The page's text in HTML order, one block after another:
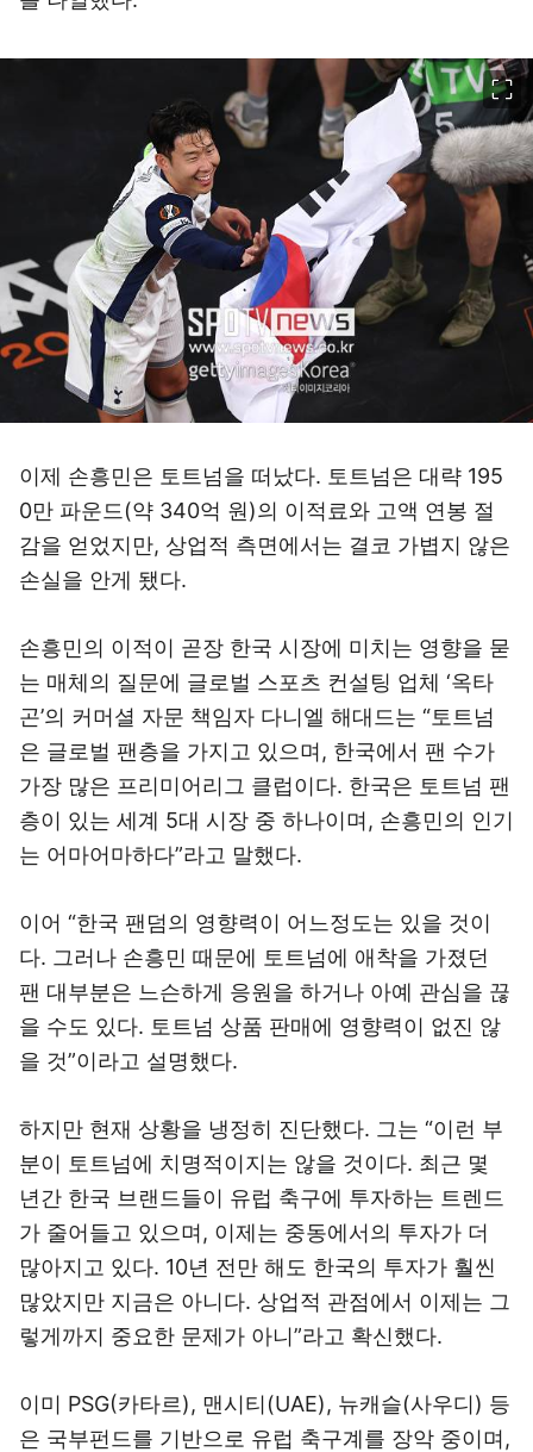
이제 손흥민은 토트넘을 떠났다. 토트넘은 대략 195
0만 파운드(약 340억 원)의 이적료와 고액 연봉 절
감을 얻었지만, 상업적 측면에서는 결코 가볍지 않은
손실을 안게 됐다.
손흥민의 이적이 곧장 한국 시장에 미치는 영향을 묻
는 매체의 질문에 글로벌 스포츠 컨설팅 업체 ‘옥타
곤’의 커머셜 자문 책임자 다니엘 해대드는 “토트넘
은 글로벌 팬층을 가지고 있으며, 한국에서 팬 수가
가장 많은 프리미어리그 클럽이다. 한국은 토트넘 팬
층이 있는 세계 5대 시장 중 하나이며, 손흥민의 인기
는 어마어마하다”라고 말했다.
이어 “한국 팬덤의 영향력이 어느정도는 있을 것이
다. 그러나 손흥민 때문에 토트넘에 애착을 가졌던
팬 대부분은 느슨하게 응원을 하거나 아예 관심을 끊
을 수도 있다. 토트넘 상품 판매에 영향력이 없진 않
을 것”이라고 설명했다.
하지만 현재 상황을 냉정히 진단했다. 그는 “이런 부
분이 토트넘에 치명적이지는 않을 것이다. 최근 몇
년간 한국 브랜드들이 유럽 축구에 투자하는 트렌드
가 줄어들고 있으며, 이제는 중동에서의 투자가 더
많아지고 있다. 10년 전만 해도 한국의 투자가 훨씬
많았지만 지금은 아니다. 상업적 관점에서 이제는 그
렇게까지 중요한 문제가 아니”라고 확신했다.
이미 PSG(카타르), 맨시티(UAE), 뉴캐슬(사우디) 등
은 국부펀드를 기반으로 유럽 축구계를 장악 중이며,